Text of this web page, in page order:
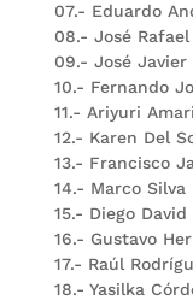
07.- Eduardo
08.- José
09.- José Javier
10.- Fernando
11.- Ariyuri
12.- Karen Del
13.- Francisco
14.- Marco Silva
15.- Diego
16.- Gustavo
17.- Raúl
18.- Yasilka